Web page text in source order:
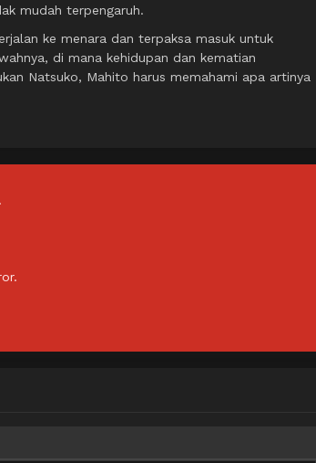
mudah terpengaruh.
ke menara dan terpaksa masuk untuk
di mana kehidupan dan kematian
Natsuko, Mahito harus memahami apa artinya